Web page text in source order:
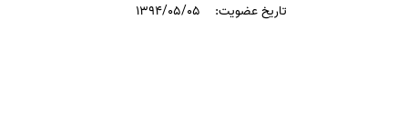
تاریخ عضویت: ۱۳۹۴/۰۵/۰۵